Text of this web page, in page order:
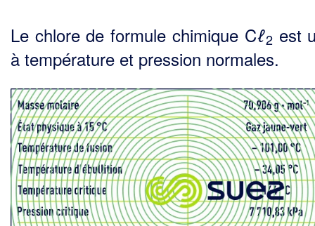
Le chlore de formule chimique Cℓ2est
à température et pression normales.